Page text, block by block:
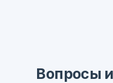
Вопросы